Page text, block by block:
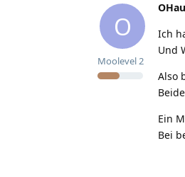
O
Moolevel2
Ich
Und
Also
Ein
Bei